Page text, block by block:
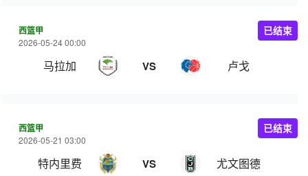
西篮甲
2026-05-24 00:00
马拉加 VS 卢戈
已结束
西篮甲
2026-05-21 03:00
特内里费 VS 尤文图德
已结束